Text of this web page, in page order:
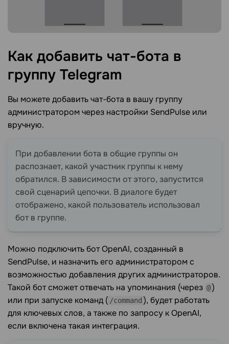
Как добавить чат-бота в
группу Telegram
Вы можете добавить чат-бота в вашу группу
администратором через настройки SendPulse или
вручную.
При добавлении бота в общие группы он
распознает, какой участник группы к нему
обратился. В зависимости от этого, запустится
свой сценарий цепочки. В диалоге будет
отображено, какой пользователь использовал
бот в группе.
Можно подключить бот OpenAI, созданный в
SendPulse, и назначить его администратором с
возможностью добавления других администраторов.
Такой бот сможет отвечать на упоминания (через @)
или при запуске команд ( /command ), будет работать
для ключевых слов, а также по запросу к OpenAI,
если включена такая интеграция.